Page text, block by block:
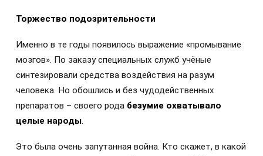
Торжество подозрительности
Именно в те годы появилось выражение «промывание
мозгов». По заказу специальных служб учёные
синтезировали средства воздействия на разум
человека. Но обошлись и без чудодейственных
препаратов – своего рода безумие охватывало
целые народы.
Это была очень запутанная война. Кто скажет, в какой